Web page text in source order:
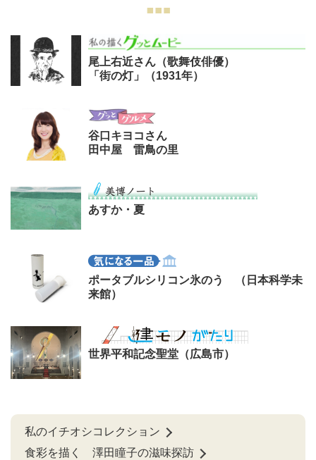
尾上右近さん（歌舞伎俳優）
「街の灯」（1931年）
谷口キヨコさん
田中屋 雷鳥の里
あすか・夏
ポータブルシリコン氷のう （日本科学未
来館）
世界平和記念聖堂（広島市）
私のイチオシコレクション
食彩を描く 澤田瞳子の滋味探訪